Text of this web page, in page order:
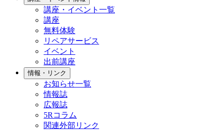
講座・イベント一覧
講座
無料体験
リペアサービス
イベント
出前講座
情報・リンク
お知らせ一覧
情報誌
広報誌
5Rコラム
関連外部リンク